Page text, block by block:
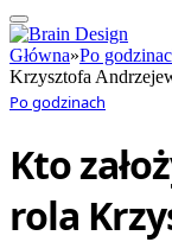
Główna»Po
Krzysztofa
Po godzinach
Kto
rola